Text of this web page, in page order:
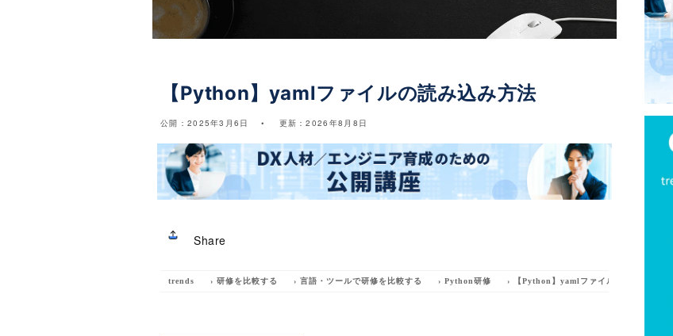
【Python】yamlファイルの読み込み方法
公開： 2025年3月6日 更新：2026年8月8日
Share
trends › 研修を比較する › 言語・ツールで研修を比較する › Python研修 › 【Python】yamlファイルの読み込み方法